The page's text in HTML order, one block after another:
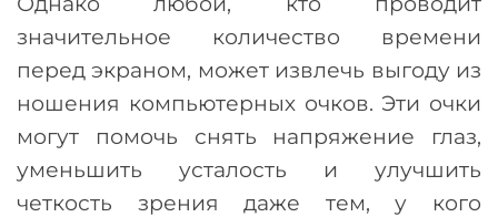
значительное количество времени
перед экраном, может извлечь выгоду из
ношения компьютерных очков. Эти очки
могут помочь снять напряжение глаз,
уменьшить усталость и улучшить
четкость зрения даже тем, у кого